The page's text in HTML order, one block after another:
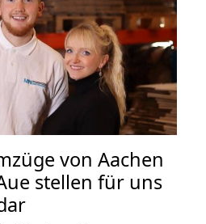
von Aachen
stellen für uns